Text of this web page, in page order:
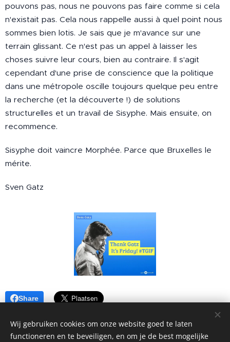
pouvons pas, nous ne pouvons pas faire comme si cela
n'existait pas. Cela nous rappelle aussi à quel point nous
sommes bien lotis. Je sais que je m'avance sur une
terrain glissant. Ce n'est pas un appel à laisser les
choses suivre leur cours, bien au contraire. Il s'agit
cependant d'une prise de conscience que la politique
dans une métropole oscille toujours quelque peu entre
la recherche (et la découverte !) de solutions
structurelles et un travail de Sisyphe. Mais ensuite, on
recommence.
Sisyphe doit vaincre Morphée. Parce que Bruxelles le
mérite.
Sven Gatz
Share
Wij gebruiken cookies om onze website goed te laten
functioneren en te beveiligen, en om je de best mogelijke